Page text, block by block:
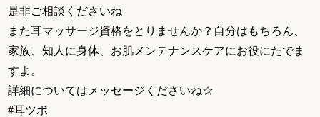
是非ご相談くださいね
また耳マッサージ資格をとりませんか？自分はもちろん、
家族、知人に身体、お肌メンテナンスケアにお役にたでま
すよ。
詳細についてはメッセージくださいね☆
#耳ツボ